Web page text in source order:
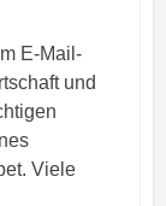
E-Mail-
und
Viele